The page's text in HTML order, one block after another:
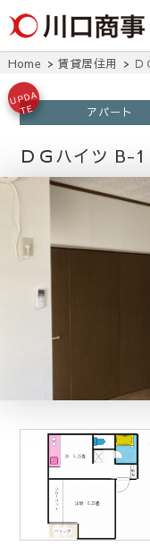
事株式
会社
アパート・マンシ
ョン・マンショ
ン・店舗・事務所
は川口商事株式会
社
Home 賃貸居住用 Ｄ
アパート
ＤＧハイツ B-1
UPD
A
TE